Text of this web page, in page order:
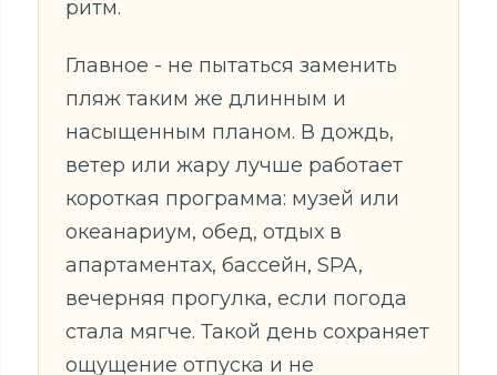
ритм.
Главное - не пытаться заменить
пляж таким же длинным и
насыщенным планом. В дождь,
ветер или жару лучше работает
короткая программа: музей или
океанариум, обед, отдых в
апартаментах, бассейн, SPA,
вечерняя прогулка, если погода
стала мягче. Такой день сохраняет
ощущение отпуска и не